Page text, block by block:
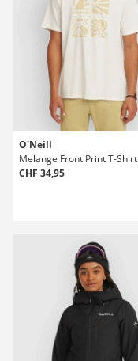
O'Neill
Melange Front Print T-Shirt
CHF 34,95